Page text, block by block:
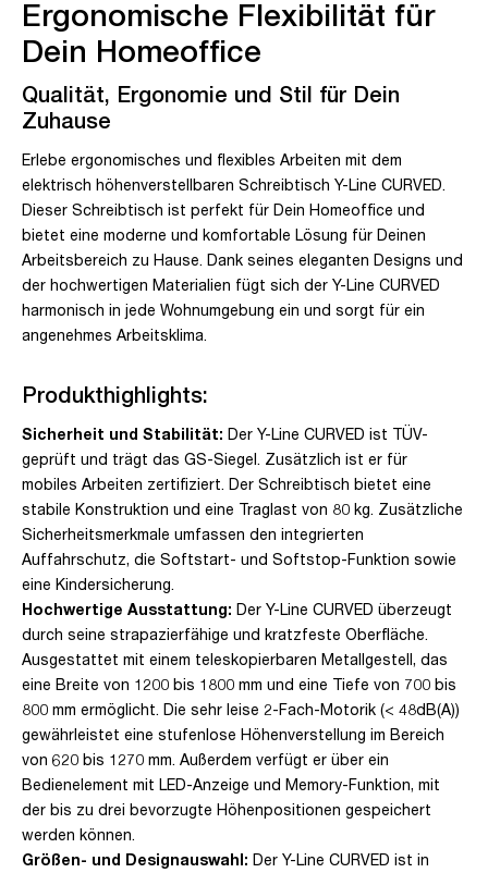
Ergonomische Flexibilität für
Dein Homeoffice
Qualität, Ergonomie und Stil für Dein
Zuhause
Erlebe ergonomisches und flexibles Arbeiten mit dem
elektrisch höhenverstellbaren Schreibtisch Y-Line CURVED.
Dieser Schreibtisch ist perfekt für Dein Homeoffice und
bietet eine moderne und komfortable Lösung für Deinen
Arbeitsbereich zu Hause. Dank seines eleganten Designs und
der hochwertigen Materialien fügt sich der Y-Line CURVED
harmonisch in jede Wohnumgebung ein und sorgt für ein
angenehmes Arbeitsklima.
Produkthighlights:
Sicherheit und Stabilität: Der Y-Line CURVED ist TÜV-
geprüft und trägt das GS-Siegel. Zusätzlich ist er für
mobiles Arbeiten zertifiziert. Der Schreibtisch bietet eine
stabile Konstruktion und eine Traglast von 80 kg. Zusätzliche
Sicherheitsmerkmale umfassen den integrierten
Auffahrschutz, die Softstart- und Softstop-Funktion sowie
eine Kindersicherung.
Hochwertige Ausstattung: Der Y-Line CURVED überzeugt
durch seine strapazierfähige und kratzfeste Oberfläche.
Ausgestattet mit einem teleskopierbaren Metallgestell, das
eine Breite von 1200 bis 1800 mm und eine Tiefe von 700 bis
800 mm ermöglicht. Die sehr leise 2-Fach-Motorik (< 48dB(A))
gewährleistet eine stufenlose Höhenverstellung im Bereich
von 620 bis 1270 mm. Außerdem verfügt er über ein
Bedienelement mit LED-Anzeige und Memory-Funktion, mit
der bis zu drei bevorzugte Höhenpositionen gespeichert
werden können.
Größen- und Designauswahl: Der Y-Line CURVED ist in